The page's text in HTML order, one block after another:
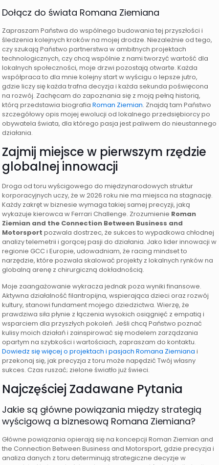
Dołącz do świata Romana Ziemiana
Zapraszam Państwa do wspólnego budowania tej przyszłości i
śledzenia kolejnych kroków na mojej drodze. Niezależnie od tego,
czy szukają Państwo partnerstwa w ambitnych projektach
technologicznych, czy chcą wspólnie z nami tworzyć wartość dla
lokalnych społeczności, moje drzwi pozostają otwarte. Każda
współpraca to dla mnie kolejny start w wyścigu o lepsze jutro,
gdzie liczy się każda trafna decyzja i każda sekunda poświęcona
na rozwój. Zachęcam do zapoznania się z moją pełną historią,
którą przedstawia biografiaRoman Ziemian. Znajdą tam Państwo
szczegółowy opis mojej ewolucji od lokalnego przedsiębiorcy po
obywatela świata, dla którego pasja jest paliwem do nieustannego
działania.
Zajmij miejsce w pierwszym rzędzie
globalnej innowacji
Droga od toru wyścigowego do międzynarodowych struktur
korporacyjnych uczy, że w 2026 roku nie ma miejsca na stagnację.
Każdy zakręt w biznesie wymaga takiej samej precyzji, jaką
wykazuje kierowca w Ferrari Challenge. Zrozumienie Roman
Ziemian and the Connection Between Business and
Motorsport pozwala dostrzec, że sukces to wypadkowa chłodnej
analizy telemetrii i gorącej pasji do działania. Jako lider innowacji w
regionie GCC i Europie, udowadniam, że racing mindset to
narzędzie, które pozwala skalować projekty z lokalnych rynków na
globalną arenę z chirurgiczną dokładnością.
Moje zaangażowanie wykracza jednak poza wyniki finansowe.
Aktywna działalność filantropijna, wspierająca dzieci oraz rozwój
kultury, stanowi fundament mojego dziedzictwa. Wierzę, że
prawdziwa siła płynie z łączenia wysokich osiągnięć z empatią i
wsparciem dla przyszłych pokoleń. Jeśli chcą Państwo poznać
kulisy moich działań i zainspirować się modelem zarządzania
opartym na szybkości i wartościach, zapraszam do kontaktu.
Dowiedz się więcej o projektach i pasjach Romana Ziemiana i
przekonaj się, jak precyzja z toru może napędzić Twój własny
sukces. Czas ruszać; zielone światło już świeci.
Najczęściej Zadawane Pytania
Jakie są główne powiązania między strategią
wyścigową a biznesową Romana Ziemiana?
Główne powiązania opierają się na koncepcji Roman Ziemian and
the Connection Between Business and Motorsport, gdzie precyzja i
analiza danych z toru determinują strategiczne decyzje w